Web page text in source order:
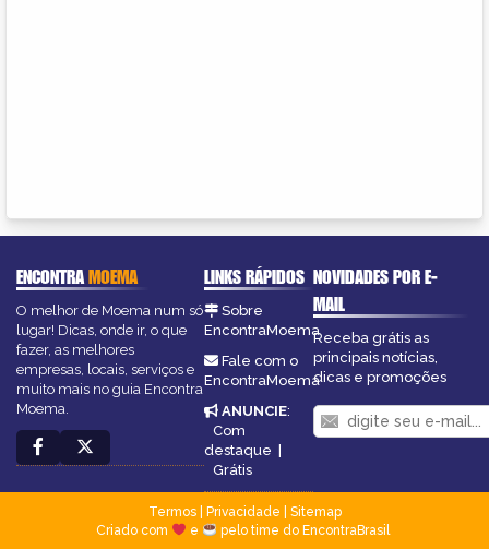
ENCONTRAMOEMA
O melhor de Moema num só
lugar! Dicas, onde ir, o que
fazer, as melhores
empresas, locais, serviços e
muito mais no guia Encontra
Moema.
LINKS RÁPIDOS
Sobre
EncontraMoema
Fale com o
EncontraMoema
ANUNCIE:
Com
destaque |
Grátis
NOVIDADES POR E-
MAIL
Receba grátis as
principais notícias,
dicas e promoções
Termos| Privacidade
Sitemap
Criado com
e pelo time do EncontraBrasil